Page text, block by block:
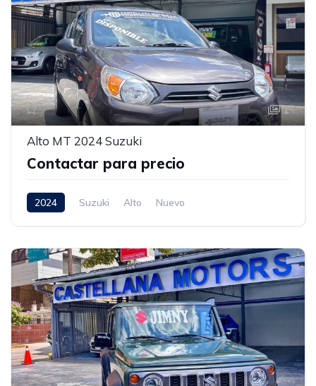
1
Alto MT 2024 Suzuki
Contactar para precio
2024 Suzuki Alto Nuevo